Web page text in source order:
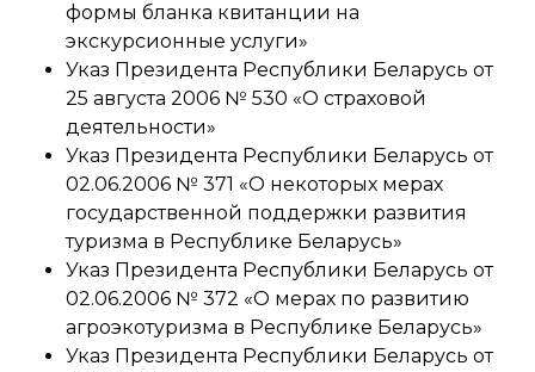
формы бланка квитанции на
экскурсионные услуги»
Указ Президента Республики Беларусь от
25 августа 2006 № 530 «О страховой
деятельности»
Указ Президента Республики Беларусь от
02.06.2006 № 371 «О некоторых мерах
государственной поддержки развития
туризма в Республике Беларусь»
Указ Президента Республики Беларусь от
02.06.2006 № 372 «О мерах по развитию
агроэкотуризма в Республике Беларусь»
Указ Президента Республики Беларусь от